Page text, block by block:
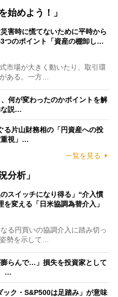
始めよう！」
災害時に慌てないために平時から
つのポイント「資産の棚卸し…
市場が大きく動いたり、取引環
ある。一方…
何が変わったのかポイントを解
な説…
る片山財務相の「円資産への投
視」…
一覧を見る
分析」
のスイッチになり得る」“介入慣
を変える「日米協調為替介入」
る円買いの協調介入に踏み切っ
勢を示して…
膨らんで…」損失を投資家として
…
ック・S&P500は足踏み」が意味